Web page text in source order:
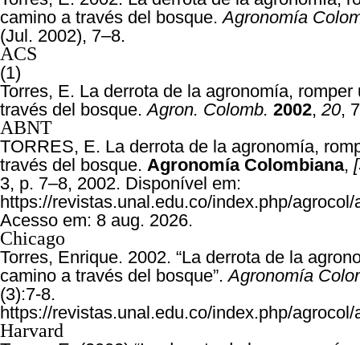
camino a través del bosque.Agronomía
(Jul. 2002), 7–8.
ACS
(1)
Torres, E. La derrota de la agronomía, romper
través del bosque.Agron. Colomb. 2002, 20,
ABNT
TORRES, E. La derrota de la agronomía,
través del bosque. Agronomía Colombiana,
3, p. 7–8, 2002. Disponível em:
https://revistas.unal.edu.co/index.php/
Acesso em: 8 aug. 2026.
Chicago
Torres, Enrique. 2002. “La derrota de la
camino a través del bosque”.Agronomía
(3):7-8.
https://revistas.unal.edu.co/index.php/
Harvard